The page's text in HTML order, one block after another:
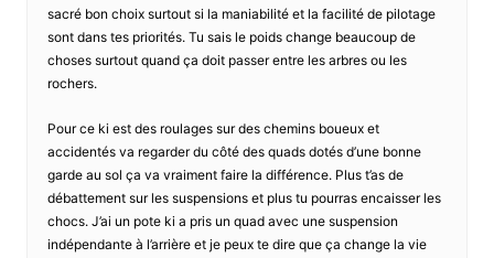
sacré bon choix surtout si la maniabilité et la facilité de pilotage
sont dans tes priorités. Tu sais le poids change beaucoup de
choses surtout quand ça doit passer entre les arbres ou les
rochers.
Pour ce ki est des roulages sur des chemins boueux et
accidentés va regarder du côté des quads dotés d’une bonne
garde au sol ça va vraiment faire la différence. Plus t’as de
débattement sur les suspensions et plus tu pourras encaisser les
chocs. J’ai un pote ki a pris un quad avec une suspension
indépendante à l’arrière et je peux te dire que ça change la vie